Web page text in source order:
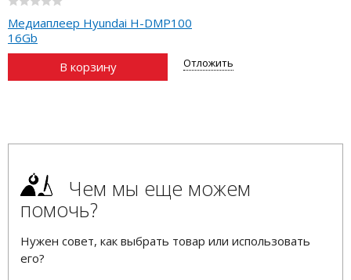
Медиаплеер Hyundai H-DMP100
16Gb
В корзину
Отложить
Чем мы еще можем
помочь?
Нужен совет, как выбрать товар или использовать
его?